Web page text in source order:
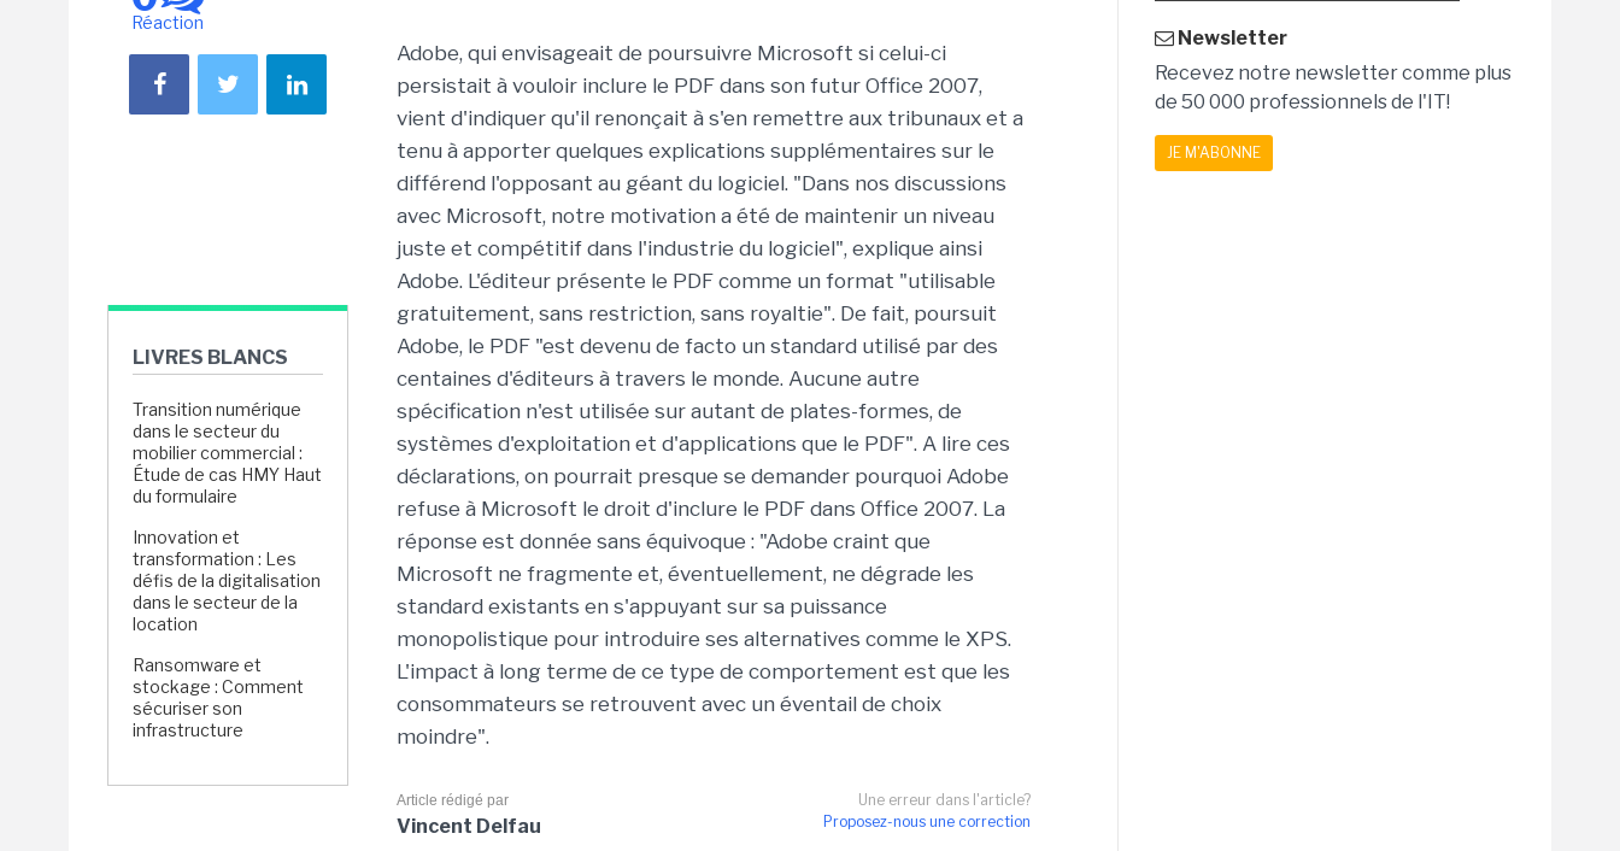
Réaction
LIVRES BLANCS
Transition numérique
dans le secteur du
mobilier commercial :
Étude de cas HMY Haut
du formulaire
Innovation et
transformation : Les
défis de la digitalisation
dans le secteur de la
location
Ransomware et
stockage : Comment
sécuriser son
infrastructure
Adobe, qui envisageait de poursuivre Microsoft si celui-ci
persistait à vouloir inclure le PDF dans son futur Office 2007,
vient d'indiquer qu'il renonçait à s'en remettre aux tribunaux et a
tenu à apporter quelques explications supplémentaires sur le
différend l'opposant au géant du logiciel. "Dans nos discussions
avec Microsoft, notre motivation a été de maintenir un niveau
juste et compétitif dans l'industrie du logiciel", explique ainsi
Adobe. L'éditeur présente le PDF comme un format "utilisable
gratuitement, sans restriction, sans royaltie". De fait, poursuit
Adobe, le PDF "est devenu de facto un standard utilisé par des
centaines d'éditeurs à travers le monde. Aucune autre
spécification n'est utilisée sur autant de plates-formes, de
systèmes d'exploitation et d'applications que le PDF". A lire ces
déclarations, on pourrait presque se demander pourquoi Adobe
refuse à Microsoft le droit d'inclure le PDF dans Office 2007. La
réponse est donnée sans équivoque : "Adobe craint que
Microsoft ne fragmente et, éventuellement, ne dégrade les
standard existants en s'appuyant sur sa puissance
monopolistique pour introduire ses alternatives comme le XPS.
L'impact à long terme de ce type de comportement est que les
consommateurs se retrouvent avec un éventail de choix
moindre".
Une erreur dans l'article?
Proposez-nous une correction
Article rédigé par
Vincent Delfau
Newsletter
Recevez notre newsletter comme plus
de 50 000 professionnels de l'IT!
JE M'ABONNE